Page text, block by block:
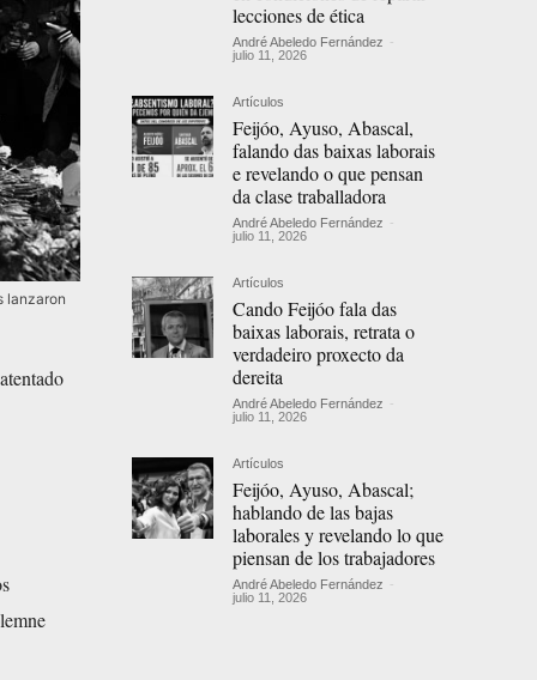
lanzaron
lecciones de ética
André Abeledo Fernández -
julio 11, 2026
Artículos
Feijóo, Ayuso, Abascal,
falando das baixas laborais
e revelando o que pensan
da clase traballadora
André Abeledo Fernández -
julio 11, 2026
Artículos
Cando Feijóo fala das
baixas laborais, retrata o
verdadeiro proxecto da
dereita
André Abeledo Fernández -
julio 11, 2026
Artículos
Feijóo, Ayuso, Abascal;
hablando de las bajas
laborales y revelando lo que
piensan de los trabajadores
André Abeledo Fernández -
julio 11, 2026